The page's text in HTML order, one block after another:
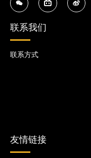
联系我们
联系方式
友情链接